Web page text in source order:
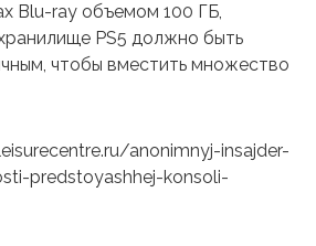
Blu-ray объемом 100 ГБ,
PS5 должно быть
чтобы вместить множество
anonimnyj-insajder-
predstoyashhej-konsoli-